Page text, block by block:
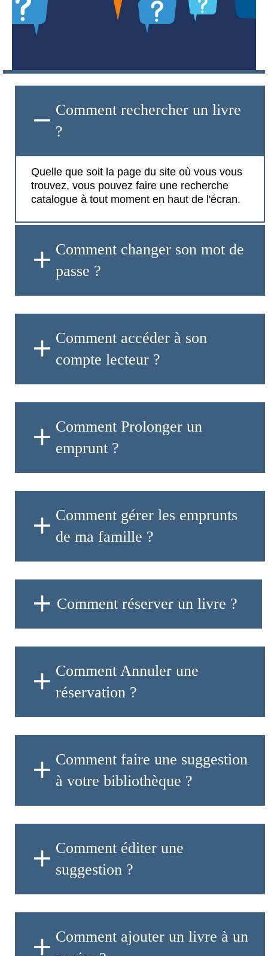
Comment rechercher un livre
?
Quelle que soit la page du site où vous vous
trouvez, vous pouvez faire une recherche
catalogue à tout moment en haut de l'écran.
Comment changer son mot de
passe ?
Comment accéder à son
compte lecteur ?
Comment Prolonger un
emprunt ?
Comment gérer les emprunts
de ma famille ?
Comment réserver un livre ?
Comment Annuler une
réservation ?
Comment faire une suggestion
à votre bibliothèque ?
Comment éditer une
suggestion ?
Comment ajouter un livre à un